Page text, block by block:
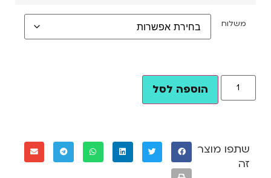
משלוח
הוספה לסל
שתפו מוצר
זה